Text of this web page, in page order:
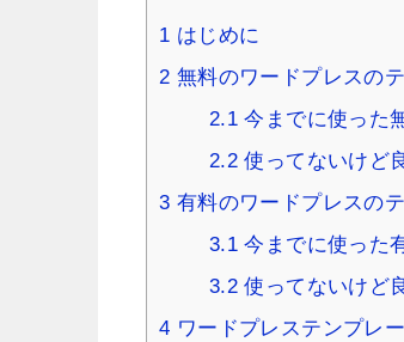
1 はじめに
2 無料のワードプレスの
2.1 今までに使った
2.2 使ってないけど
3 有料のワードプレスの
3.1 今までに使った
3.2 使ってないけど
4 ワードプレステンプレ